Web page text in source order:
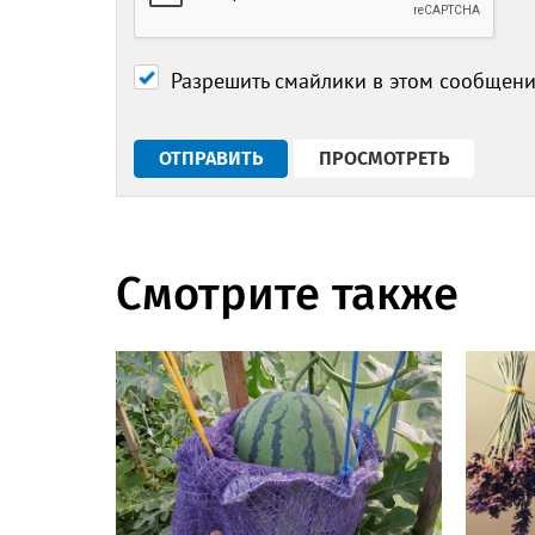
Разрешить смайлики в этом
Смотрите также